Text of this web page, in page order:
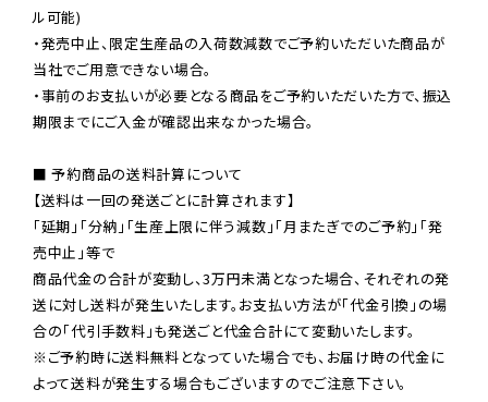
ル可能)
・発売中止、限定生産品の入荷数減数でご予約いただいた商品が
当社でご用意できない場合。
・事前のお支払いが必要となる商品をご予約いただいた方で、振込
期限までにご入金が確認出来なかった場合。
■ 予約商品の送料計算について
【送料は一回の発送ごとに計算されます】
「延期」「分納」「生産上限に伴う減数」「月またぎでのご予約」「発
売中止」等で
商品代金の合計が変動し、3万円未満となった場合、それぞれの発
送に対し送料が発生いたします。お支払い方法が「代金引換」の場
※ご予約時に送料無料となっていた場合でも、お届け時の代金に
よって送料が発生する場合もございますのでご注意下さい。